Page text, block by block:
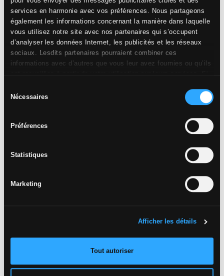
services en harmonie avec vos préférences. Nous partageons
également les informations concernant la manière dans laquelle
vous utilisez notre site avec nos partenaires qui s’occupent
d’analyser les données Internet, les publicités et les réseaux
sociaux. Lesdits partenaires pourraient combiner ces
informations avec d’autres que vous leur avez fournies ou qu’ils
à tous les cookies, ou à quelques-uns seulement,
cliquez ici
Le consentement peut être exprimé en cliquant sur la touche
profilage, vous pouvez refuser le consentement avec la touche
duNécessaires
Préférences
Statistiques
Marketing
Afficher les détails
Tout autoriser